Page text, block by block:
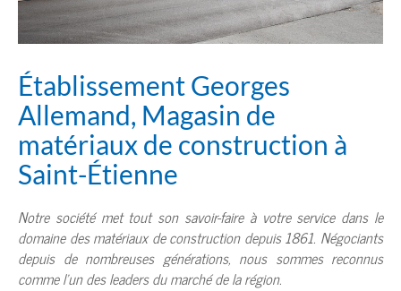
Établissement Georges
Allemand, Magasin de
matériaux de construction à
Saint-Étienne
Notre société met tout son savoir-faire à votre service dans le
domaine desmatériaux de construction depuis 1861. Négociants
depuis de nombreuses générations, nous sommes reconnus
comme l’un des leaders du marché de la région.